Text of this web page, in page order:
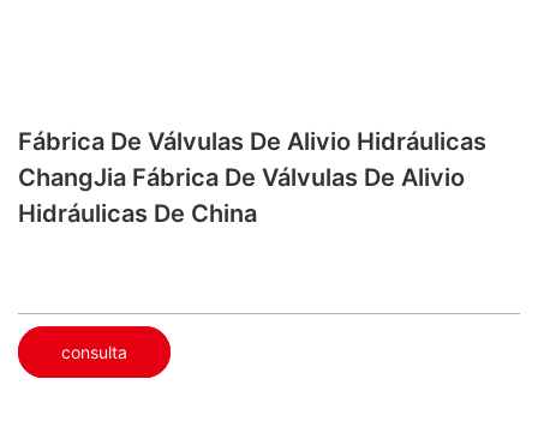
Fábrica De Válvulas De Alivio Hidráulicas
ChangJia Fábrica De Válvulas De Alivio
Hidráulicas De China
consulta